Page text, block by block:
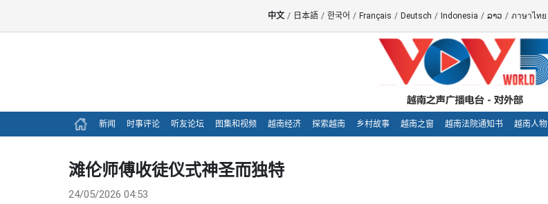
中文 / 日本語 / 한국어 / Français / Deutsch / Indonesia / ລາວ / ภาษาไทย
新闻 时事评论 听友论坛 图集和视频 越南经济 探索越南 乡村故事 越南之窗 越南法院通知书 越南人物
滩伦师傅收徒仪式神圣而独特
24/05/2026 04:53